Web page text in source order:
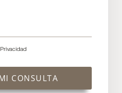
CONSULTA